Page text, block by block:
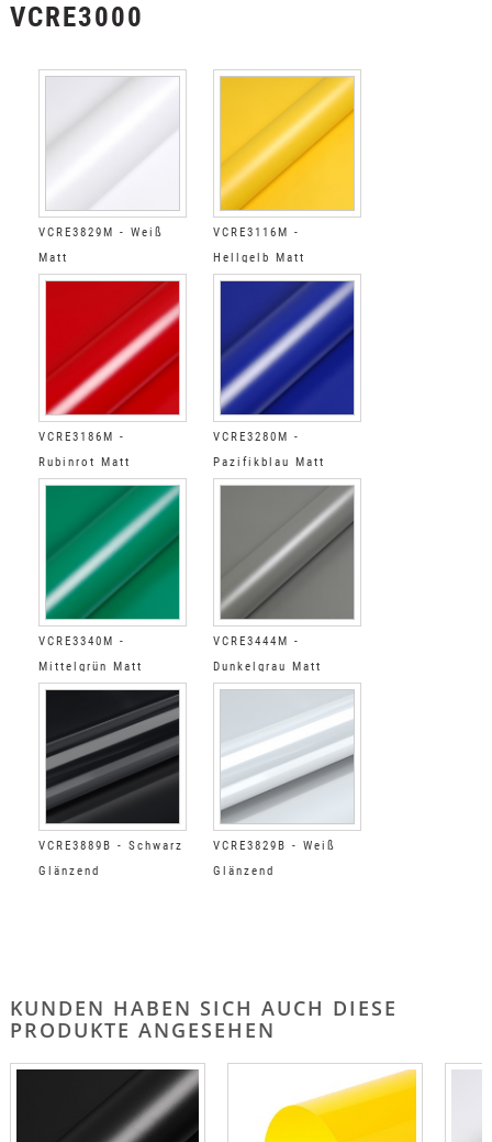
VCRE3000
VCRE3829M - Weiß
Matt
VCRE3116M -
Hellgelb Matt
VCRE3186M -
Rubinrot Matt
VCRE3280M -
Pazifikblau Matt
VCRE3340M -
Mittelgrün Matt
VCRE3444M -
Dunkelgrau Matt
VCRE3889B - Schwarz
Glänzend
VCRE3829B - Weiß
Glänzend
KUNDEN HABEN SICH AUCH DIESE
PRODUKTE ANGESEHEN